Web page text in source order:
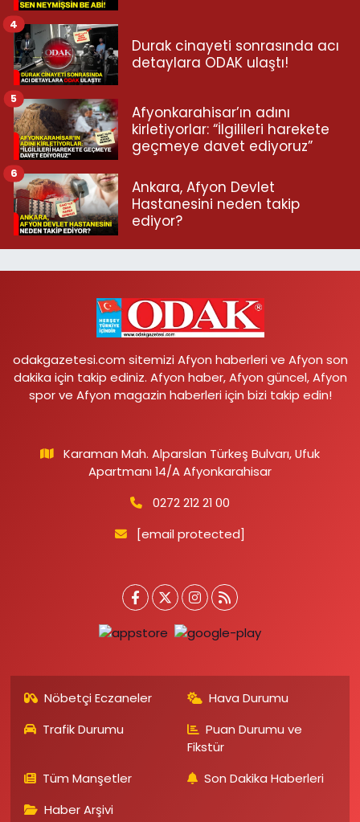
Durak cinayeti sonrasında acı
detaylara ODAK ulaştı!
4
Afyonkarahisar’ın adını
kirletiyorlar: “İlgilileri harekete
geçmeye davet ediyoruz”
5
Ankara, Afyon Devlet
Hastanesini neden takip
ediyor?
6
odakgazetesi.com sitemizi Afyon haberleri ve Afyon son
dakika için takip ediniz. Afyon haber, Afyon güncel, Afyon
spor ve Afyon magazin haberleri için bizi takip edin!
Karaman Mah. Alparslan Türkeş Bulvarı, Ufuk
Apartmanı 14/A Afyonkarahisar
0272 212 21 00
[email protected]
Nöbetçi Eczaneler
Hava Durumu
Trafik Durumu
Puan Durumu ve
Fikstür
Tüm Manşetler
Son Dakika Haberleri
Haber Arşivi